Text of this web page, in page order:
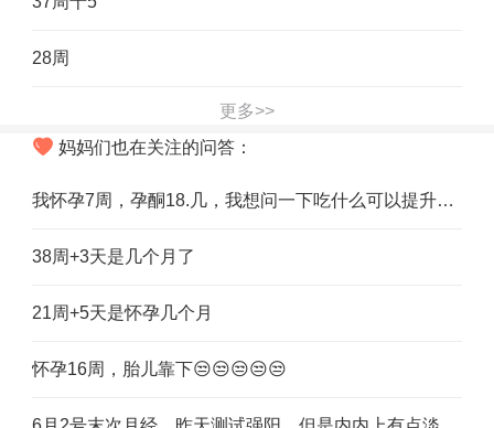
28周
更多>>
妈妈们也在关注的问答：
我怀孕7周，孕酮18.几，我想问一下吃什么可以提升孕酮，我的孕酮都不长，怎么回事
38周+3天是几个月了
21周+5天是怀孕几个月
怀孕16周，胎儿靠下😒😒😒😒😒